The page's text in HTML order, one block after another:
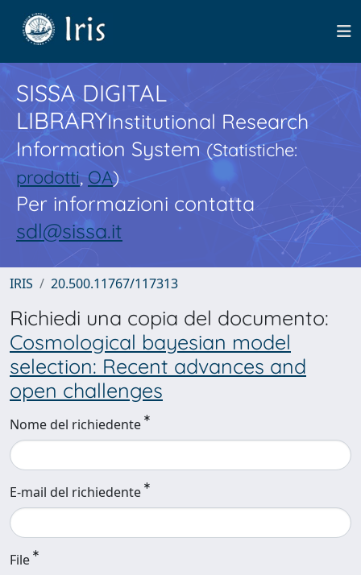
SISSA DIGITAL
LIBRARYInstitutional Research
Information System(Statistiche:
prodotti,OA)
Per informazioni contatta
sdl@sissa.it
IRIS 20.500.11767/117313
Richiedi una copia del documento:
Cosmological bayesian model
selection: Recent advances and
open challenges
Nome del richiedente
E-mail del richiedente
File